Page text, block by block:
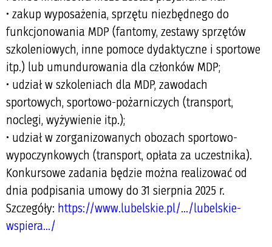
• zakup wyposażenia, sprzętu niezbędnego do
funkcjonowania MDP (fantomy, zestawy sprzętów
szkoleniowych, inne pomoce dydaktyczne i sportowe
itp.) lub umundurowania dla członków MDP;
• udział w szkoleniach dla MDP, zawodach
sportowych, sportowo-pożarniczych (transport,
noclegi, wyżywienie itp.);
• udział w zorganizowanych obozach sportowo-
wypoczynkowych (transport, opłata za uczestnika).
Konkursowe zadania będzie można realizować od
dnia podpisania umowy do 31 sierpnia 2025 r.
Szczegóły: https://www.lubelskie.pl/.../lubelskie-
wspiera.../